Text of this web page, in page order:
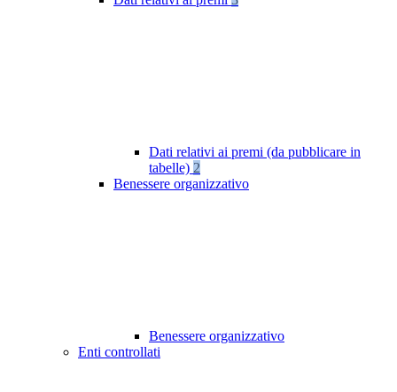
Dati relativi ai premi (da pubblicare in
tabelle) 2
Benessere organizzativo
Benessere organizzativo
Enti controllati